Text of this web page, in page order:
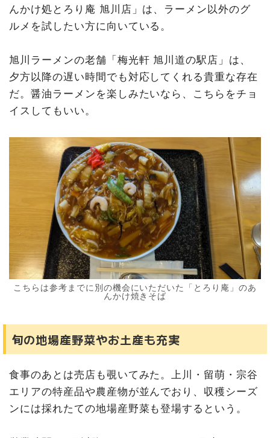
んかけ処とろり庵 旭川店」は、ラーメン以外のグ
ルメを試したい方に向いている。
旭川ラーメンの老舗「梅光軒 旭川道の駅店」は、
夕方以降の遅い時間でも対応してくれる貴重な存在
だ。醤油ラーメンを楽しみたいなら、こちらをチョ
イスしてもいい。
こちらは参考までに別の機会にいただいた「とろり庵」のあ
んかけ焼きそば
旬の地場産野菜やお土産も充実
食事のあとは売店も覗いてみた。上川・留萌・宗谷
エリアの特産品や農産物が並んでおり、収穫シーズ
ンには採れたての地場産野菜も登場するという。